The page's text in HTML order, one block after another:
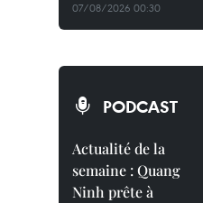
07/08/2026 00:30
PODCAST
Actualité de la
semaine : Quang
Ninh prête à